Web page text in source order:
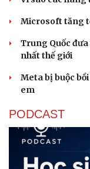
Microsoft tăng
Trung Quốc
nhất thế giới
Meta bị buộc
em
PODCAST